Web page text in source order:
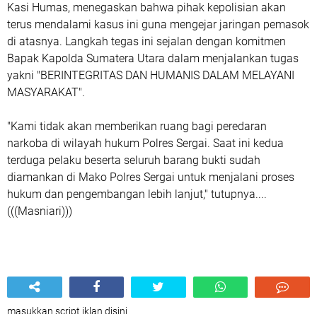
Kasi Humas, menegaskan bahwa pihak kepolisian akan
terus mendalami kasus ini guna mengejar jaringan pemasok
di atasnya. Langkah tegas ini sejalan dengan komitmen
Bapak Kapolda Sumatera Utara dalam menjalankan tugas
yakni "BERINTEGRITAS DAN HUMANIS DALAM MELAYANI
MASYARAKAT".
​"Kami tidak akan memberikan ruang bagi peredaran
narkoba di wilayah hukum Polres Sergai. Saat ini kedua
terduga pelaku beserta seluruh barang bukti sudah
diamankan di Mako Polres Sergai untuk menjalani proses
hukum dan pengembangan lebih lanjut," tutupnya....
(((Masniari)))
masukkan script iklan disini